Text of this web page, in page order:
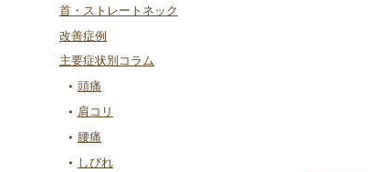
首・ストレートネック
改善症例
主要症状別コラム
頭痛
肩コリ
腰痛
しびれ